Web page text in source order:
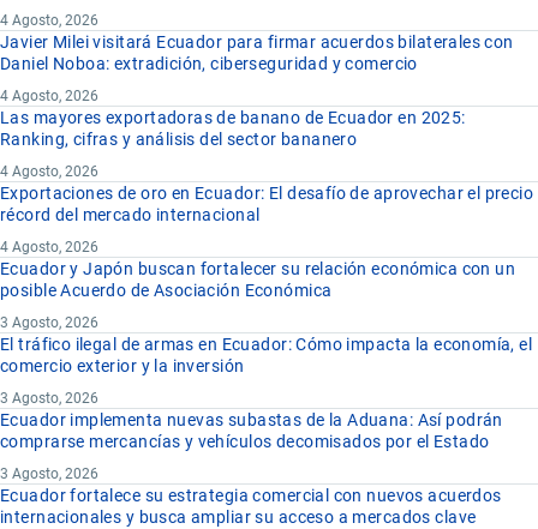
4 Agosto, 2026
Javier Milei visitará Ecuador para firmar acuerdos bilaterales con
Daniel Noboa: extradición, ciberseguridad y comercio
4 Agosto, 2026
Las mayores exportadoras de banano de Ecuador en 2025:
Ranking, cifras y análisis del sector bananero
4 Agosto, 2026
Exportaciones de oro en Ecuador: El desafío de aprovechar el precio
récord del mercado internacional
4 Agosto, 2026
Ecuador y Japón buscan fortalecer su relación económica con un
posible Acuerdo de Asociación Económica
3 Agosto, 2026
El tráfico ilegal de armas en Ecuador: Cómo impacta la economía, el
comercio exterior y la inversión
3 Agosto, 2026
Ecuador implementa nuevas subastas de la Aduana: Así podrán
comprarse mercancías y vehículos decomisados por el Estado
3 Agosto, 2026
Ecuador fortalece su estrategia comercial con nuevos acuerdos
internacionales y busca ampliar su acceso a mercados clave